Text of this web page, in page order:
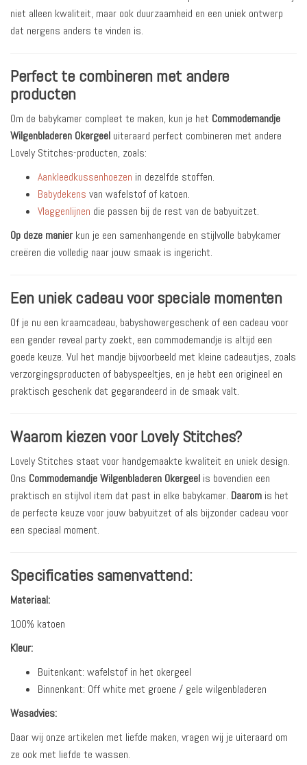
niet alleen kwaliteit, maar ook duurzaamheid en een uniek ontwerp
dat nergens anders te vinden is.
Perfect te combineren met andere
producten
Om de babykamer compleet te maken, kun je het Commodemandje
Wilgenbladeren Okergeel uiteraard perfect combineren met andere
Lovely Stitches-producten, zoals:
Aankleedkussenhoezen in dezelfde stoffen.
Babydekens van wafelstof of katoen.
Vlaggenlijnen die passen bij de rest van de babyuitzet.
Op deze manier kun je een samenhangende en stijlvolle babykamer
creëren die volledig naar jouw smaak is ingericht.
Een uniek cadeau voor speciale momenten
Of je nu een kraamcadeau, babyshowergeschenk of een cadeau voor
een gender reveal party zoekt, een commodemandje is altijd een
goede keuze. Vul het mandje bijvoorbeeld met kleine cadeautjes, zoals
verzorgingsproducten of babyspeeltjes, en je hebt een origineel en
praktisch geschenk dat gegarandeerd in de smaak valt.
Waarom kiezen voor Lovely Stitches?
Lovely Stitches staat voor handgemaakte kwaliteit en uniek design.
Ons Commodemandje Wilgenbladeren Okergeel is bovendien een
praktisch en stijlvol item dat past in elke babykamer. Daarom is het
de perfecte keuze voor jouw babyuitzet of als bijzonder cadeau voor
een speciaal moment.
Specificaties samenvattend:
Materiaal:
100% katoen
Kleur:
Buitenkant: wafelstof in het okergeel
Binnenkant: Off white met groene / gele wilgenbladeren
Wasadvies:
Daar wij onze artikelen met liefde maken, vragen wij je uiteraard om
ze ook met liefde te wassen.